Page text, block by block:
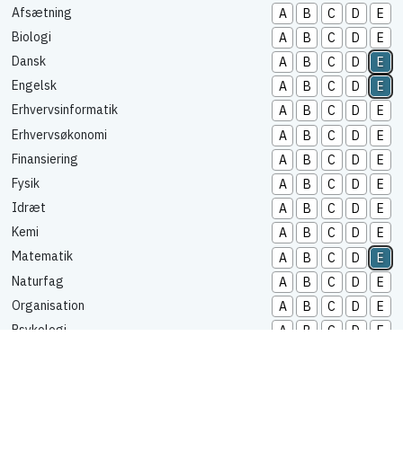
Afsætning A B C D
E
Biologi
A B C D
E
Dansk
A B C D
E
Engelsk
A B C D
E
Erhvervsinformatik
A B C D
E
Erhvervsøkonomi
A B C D
E
Finansiering
A B C D
E
Fysik
A B C D
E
Idræt
A B C D
E
Kemi
A B C D
E
Matematik
A B C D
E
Naturfag
A B C D
E
Organisation
A B C D
E
Psykologi
A B C D
E